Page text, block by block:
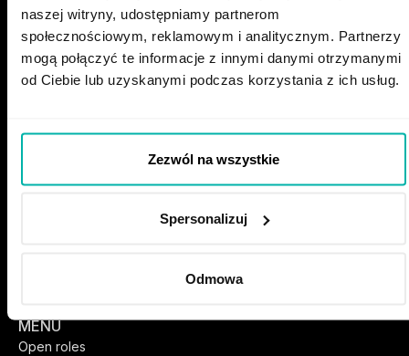
naszej witryny, udostępniamy partnerom
społecznościowym, reklamowym i analitycznym. Partnerzy
mogą połączyć te informacje z innymi danymi otrzymanymi
od Ciebie lub uzyskanymi podczas korzystania z ich usług.
Zezwól na wszystkie
Spersonalizuj
Odmowa
MENU
Open roles